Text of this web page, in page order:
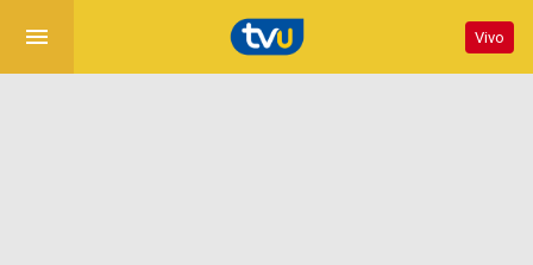
menu Vivo